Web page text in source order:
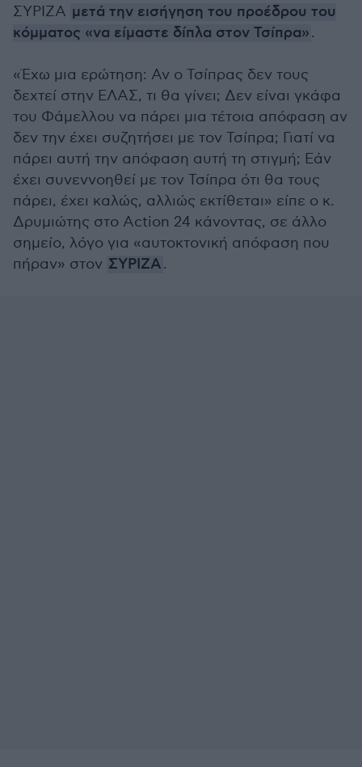
ΣΥΡΙΖΑ μετά την εισήγηση του προέδρου του
κόμματος «να είμαστε δίπλα στον Τσίπρα».
«Έχω μια ερώτηση: Αν ο Τσίπρας δεν τους
δεχτεί στην ΕΛΑΣ, τι θα γίνει; Δεν είναι γκάφα
του Φάμελλου να πάρει μια τέτοια απόφαση αν
δεν την έχει συζητήσει με τον Τσίπρα; Γιατί να
πάρει αυτή την απόφαση αυτή τη στιγμή; Εάν
έχει συνεννοηθεί με τον Τσίπρα ότι θα τους
πάρει, έχει καλώς, αλλιώς εκτίθεται» είπε ο κ.
Δρυμιώτης στο Action 24 κάνοντας, σε άλλο
σημείο, λόγο για «αυτοκτονική απόφαση που
πήραν» στον ΣΥΡΙΖΑ.